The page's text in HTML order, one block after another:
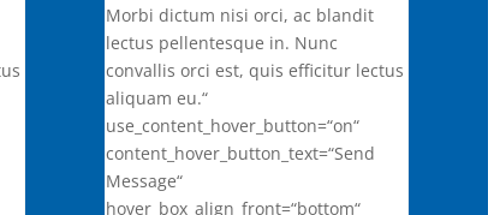
Morbi dictum nisi orci, ac blandit
lectus pellentesque in. Nunc
convallis orci est, quis efficitur lectus
aliquam eu.“
use_content_hover_button=“on“
content_hover_button_text=“Send
Message“
hover_box_align_front=“bottom“